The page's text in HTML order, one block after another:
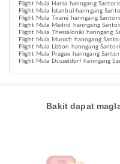
Flight Mula Hania hanngang
Flight Mula İstanbul hanngang
Flight Mula Tiranë hanngang
Flight Mula Madrid hanngang
Flight Mula Thessaloniki hanngang
Flight Mula Munich hanngang
Flight Mula Lisbon hanngang
Flight Mula Prague hanngang
Flight Mula Düsseldorf hanngang
Bakit dapat